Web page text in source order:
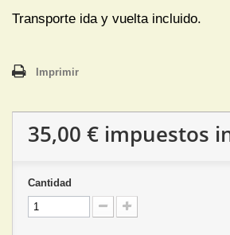
Transporte ida y vuelta incluido.
Imprimir
35,00 € impuestos
Cantidad